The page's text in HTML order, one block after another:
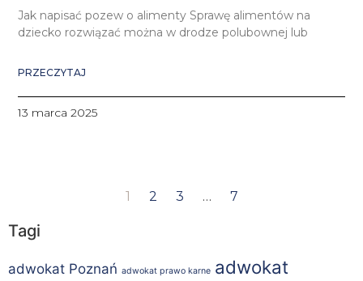
Jak napisać pozew o alimenty Sprawę alimentów na
dziecko rozwiązać można w drodze polubownej lub
PRZECZYTAJ
13 marca 2025
1 2 3 … 7
Tagi
adwokat Poznań adwokat prawo karne adwokat